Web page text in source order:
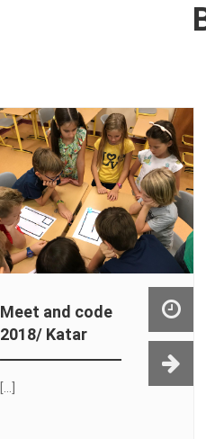
Meet and code
2018/ Katar